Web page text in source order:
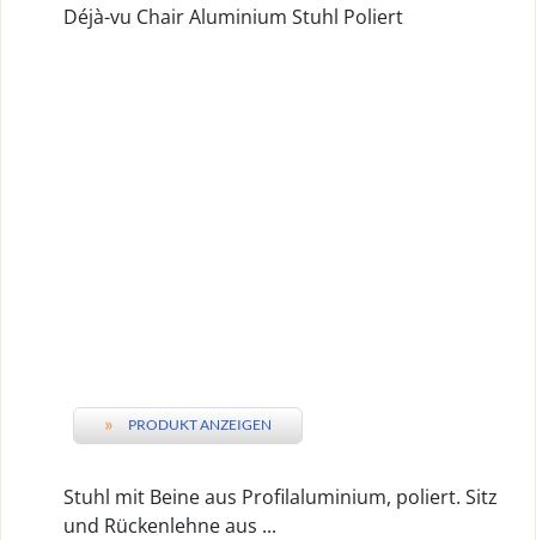
Déjà-vu Chair Aluminium Stuhl Poliert
» PRODUKT ANZEIGEN
Stuhl mit Beine aus Profilaluminium, poliert. Sitz
und Rückenlehne aus ...